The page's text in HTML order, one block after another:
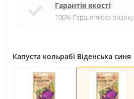
Гарантія якості
100% Гарантія без ризику
Капуста кольрабі Віденська синя